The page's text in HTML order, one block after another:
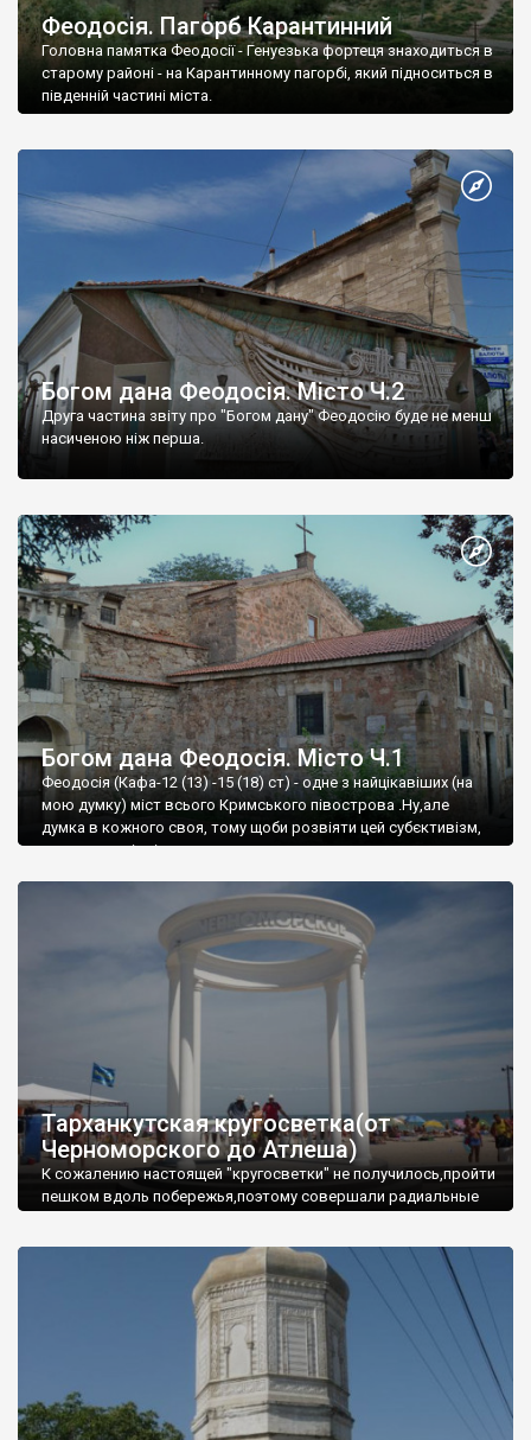
Феодосія. Пагорб Карантинний
Головна памятка Феодосії - Генуезька фортеця знаходиться в
старому районі - на Карантинному пагорбі, який підноситься в
південній частині міста.
Богом дана Феодосія. Місто Ч.2
Друга частина звіту про "Богом дану" Феодосію буде не менш
насиченою ніж перша.
Богом дана Феодосія. Місто Ч.1
Феодосія (Кафа-12 (13) -15 (18) ст) - одне з найцікавіших (на
мою думку) міст всього Кримського півострова .Ну,але
думка в кожного своя, тому щоби розвіяти цей субєктивізм,
запрошую відвідати це
Тарханкутская кругосветка(от
Черноморского до Атлеша)
К сожалению настоящей "кругосветки" не получилось,пройти
пешком вдоль побережья,поэтому совершали радиальные